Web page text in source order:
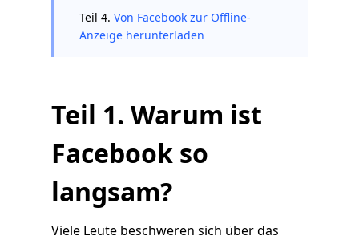
Teil 4. Von Facebook zur Offline-
Anzeige herunterladen
Teil 1. Warum ist
Facebook so
langsam?
Viele Leute beschweren sich über das